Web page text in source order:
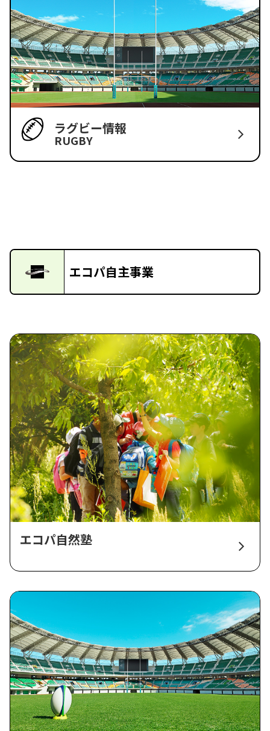
ラグビー情報
RUGBY
エコパ自主事業
エコパ自然塾